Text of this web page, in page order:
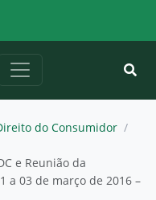
do Consumidor /
e Reunião da
a 03 de março de 2016 –